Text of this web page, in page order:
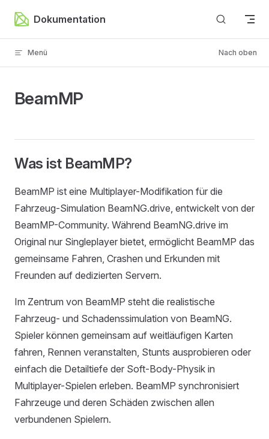
Zum Inhalt springen
Dokumentation
Menü Nach oben
BeamMP
Was ist BeamMP?
BeamMP ist eine Multiplayer-Modifikation für die
Fahrzeug-Simulation BeamNG.drive, entwickelt von der
BeamMP-Community. Während BeamNG.drive im
Original nur Singleplayer bietet, ermöglicht BeamMP das
gemeinsame Fahren, Crashen und Erkunden mit
Freunden auf dedizierten Servern.
Im Zentrum von BeamMP steht die realistische
Fahrzeug- und Schadenssimulation von BeamNG.
Spieler können gemeinsam auf weitläufigen Karten
fahren, Rennen veranstalten, Stunts ausprobieren oder
einfach die Detailtiefe der Soft-Body-Physik in
Multiplayer-Spielen erleben. BeamMP synchronisiert
Fahrzeuge und deren Schäden zwischen allen
verbundenen Spielern.